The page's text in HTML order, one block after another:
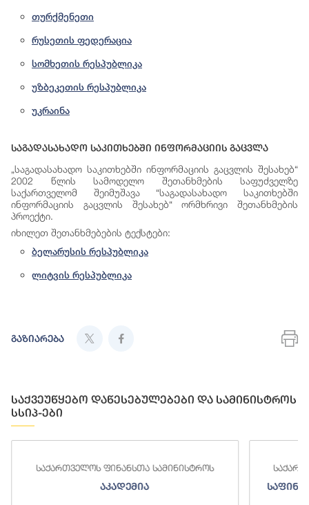
თურქმენეთი
რუსეთის ფედერაცია
სომხეთის რესპუბლიკა
უზბეკეთის რესპუბლიკა
უკრაინა
Საგადასახადო Საკითხებში Ინფორმაციის Გაცვლა
„საგადასახადო საკითხებში ინფორმაციის გაცვლის შესახებ“
2002 წლის სამოდელო შეთანხმების საფუძველზე
საქართველომ შეიმუშავა “საგადასახადო საკითხებში
ინფორმაციის გაცვლის შესახებ“ ორმხრივი შეთანხმების
პროექტი.
იხილეთ შეთანხმებების ტექსტები:
ბელარუსის რესპუბლიკა
ლიტვის რესპუბლიკა
გაზიარება
საქვეუწყებო დაწესებულებები და სამინისტროს
სსიპ-ები
საქართველოს ფინანსთა სამინისტროს
აკადემია